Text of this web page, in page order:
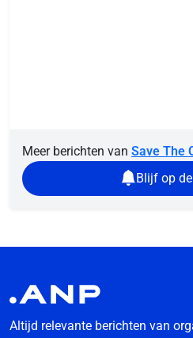
Meer berichten van Save The
Blijf op
Altijd relevante berichten van